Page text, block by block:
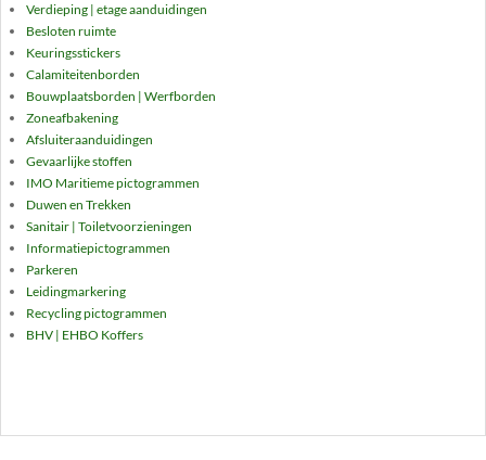
Verdieping | etage aanduidingen
Besloten ruimte
Keuringsstickers
Calamiteitenborden
Bouwplaatsborden | Werfborden
Zoneafbakening
Afsluiteraanduidingen
Gevaarlijke stoffen
IMO Maritieme pictogrammen
Duwen en Trekken
Sanitair | Toiletvoorzieningen
Informatiepictogrammen
Parkeren
Leidingmarkering
Recycling pictogrammen
BHV | EHBO Koffers